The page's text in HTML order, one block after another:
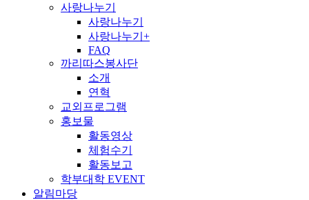
사랑나누기
사랑나누기
사랑나누기+
FAQ
까리따스봉사단
소개
연혁
교외프로그램
홍보물
활동영상
체험수기
활동보고
학부대학 EVENT
알림마당